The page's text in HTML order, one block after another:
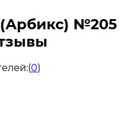
(Арбикс) №205
(0)